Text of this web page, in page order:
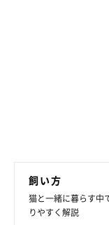
飼い方
猫と一緒に暮らす中
りやすく解説